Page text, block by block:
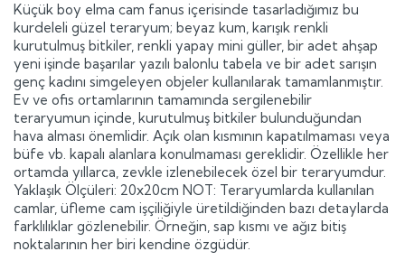
Küçük boy elma cam fanus içerisinde tasarladığımız bu
kurdeleli güzel teraryum; beyaz kum, karışık renkli
kurutulmuş bitkiler, renkli yapay mini güller, bir adet ahşap
yeni işinde başarılar yazılı balonlu tabela ve bir adet sarışın
genç kadını simgeleyen objeler kullanılarak tamamlanmıştır.
Ev ve ofis ortamlarının tamamında sergilenebilir
teraryumun içinde, kurutulmuş bitkiler bulunduğundan
hava alması önemlidir. Açık olan kısmının kapatılmaması veya
büfe vb. kapalı alanlara konulmaması gereklidir. Özellikle her
ortamda yıllarca, zevkle izlenebilecek özel bir teraryumdur.
Yaklaşık Ölçüleri: 20x20cm NOT: Teraryumlarda kullanılan
camlar, üfleme cam işçiliğiyle üretildiğinden bazı detaylarda
farklılıklar gözlenebilir. Örneğin, sap kısmı ve ağız bitiş
noktalarının her biri kendine özgüdür.